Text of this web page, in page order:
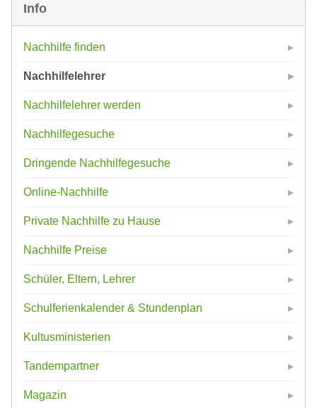
Info
Nachhilfe finden
Nachhilfelehrer
Nachhilfelehrer werden
Nachhilfegesuche
Dringende Nachhilfegesuche
Online-Nachhilfe
Private Nachhilfe zu Hause
Nachhilfe Preise
Schüler, Eltern, Lehrer
Schulferienkalender & Stundenplan
Kultusministerien
Tandempartner
Magazin